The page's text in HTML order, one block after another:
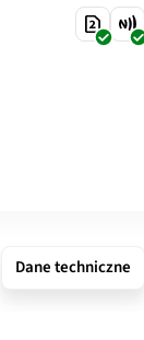
Dane techniczne